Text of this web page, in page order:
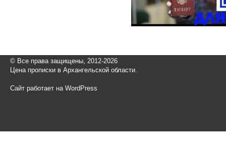
© Все права защищены, 2012-2026
Цена прописки в Архангельской области.
Сайт работает на WordPress